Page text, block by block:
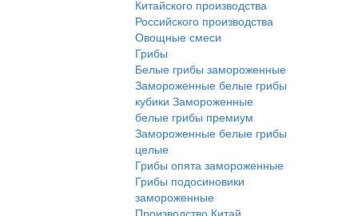
Китайского производства
Российского производства
Овощные смеси
Грибы
Белые грибы замороженные
Замороженные белые грибы
кубики Замороженные
белые грибы премиум
Замороженные белые грибы
целые
Грибы опята замороженные
Грибы подосиновики
замороженные
Производство Китай